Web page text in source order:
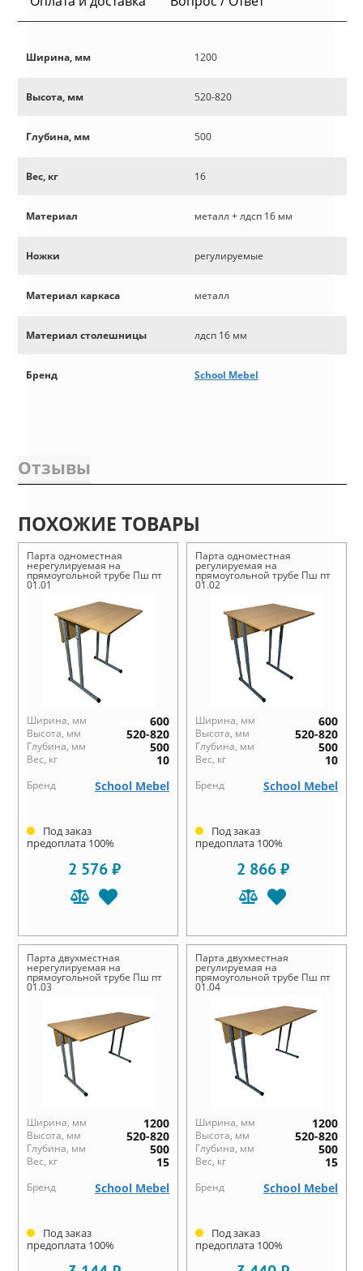
Ширина, мм 1200
Высота, мм 520-820
Глубина, мм 500
Вес, кг 16
Материал металл + лдсп 16 мм
Ножки регулируемые
Материал каркаса металл
Материал столешницы лдсп 16 мм
Бренд School Mebel
Отзывы
ПОХОЖИЕ ТОВАРЫ
Парта одноместная
нерегулируемая на
прямоугольной трубе Пш пт
01.01
Ширина, мм 600
Высота, мм 520-820
Глубина, мм 500
Вес, кг 10
Бренд School Mebel
Под заказ
предоплата 100%
2 576 ₽
Парта одноместная
регулируемая на
прямоугольной трубе Пш пт
01.02
Ширина, мм 600
Высота, мм 520-820
Глубина, мм 500
Вес, кг 10
Бренд School Mebel
Под заказ
предоплата 100%
2 866 ₽
Парта двухместная
нерегулируемая на
прямоугольной трубе Пш пт
01.03
Ширина, мм 1200
Высота, мм 520-820
Глубина, мм 500
Вес, кг 15
Бренд School Mebel
Под заказ
предоплата 100%
Парта двухместная
регулируемая на
прямоугольной трубе Пш пт
01.04
Ширина, мм 1200
Высота, мм 520-820
Глубина, мм 500
Вес, кг 15
Бренд School Mebel
Под заказ
предоплата 100%